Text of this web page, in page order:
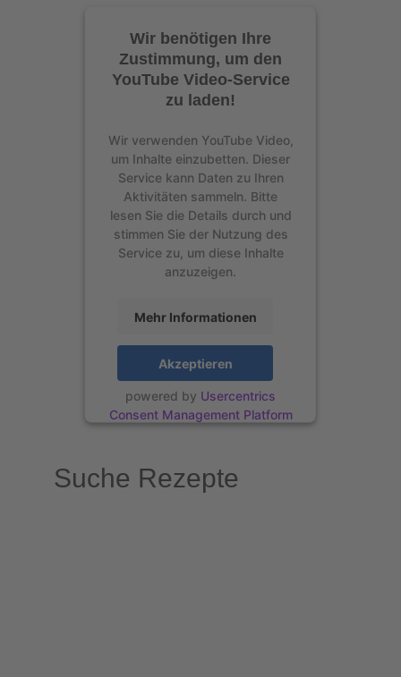
Wir benötigen Ihre
Zustimmung, um den
YouTube Video-Service
zu laden!
Wir verwenden YouTube Video,
um Inhalte einzubetten. Dieser
Service kann Daten zu Ihren
Aktivitäten sammeln. Bitte
lesen Sie die Details durch und
stimmen Sie der Nutzung des
Service zu, um diese Inhalte
anzuzeigen.
Mehr Informationen
Akzeptieren
powered by Usercentrics
Consent Management Platform
Suche Rezepte